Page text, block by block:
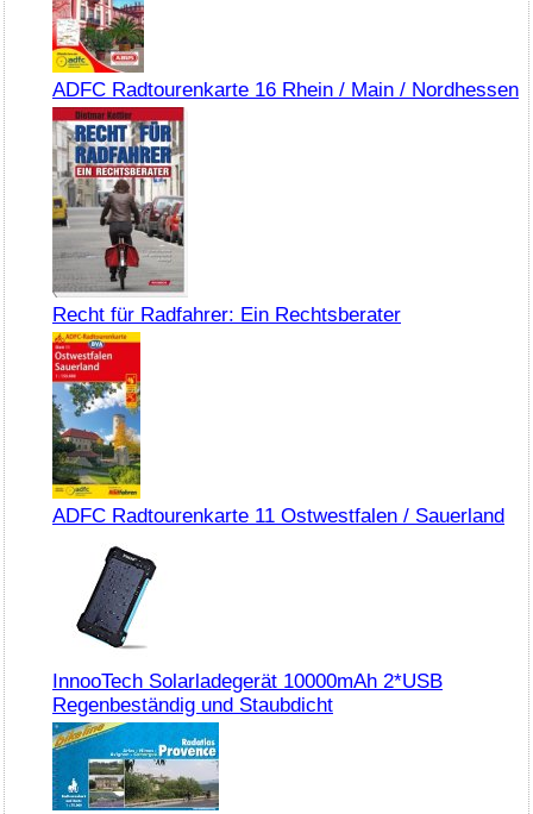
ADFC Radtourenkarte 16 Rhein / Main / Nordhessen
Recht für Radfahrer: Ein Rechtsberater
ADFC Radtourenkarte 11 Ostwestfalen / Sauerland
InnooTech Solarladegerät 10000mAh 2*USB
Regenbeständig und Staubdicht